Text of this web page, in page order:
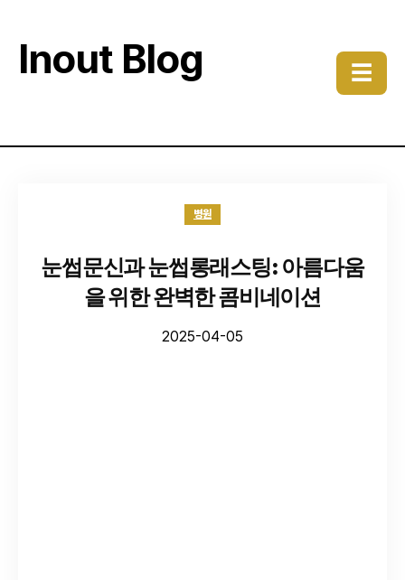
Inout Blog ☰
병원
눈썹문신과 눈썹롱래스팅: 아름다움
을 위한 완벽한 콤비네이션
2025-04-05